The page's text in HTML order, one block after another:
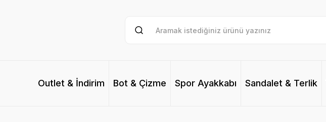
Outlet & İndirim Bot & Çizme Spor Ayakkabı Sandalet & Terlik